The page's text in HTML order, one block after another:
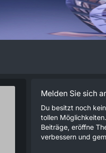
Melden Sie sich
Du besitzt noch
tollen
Beiträge, eröffne
verbessern und